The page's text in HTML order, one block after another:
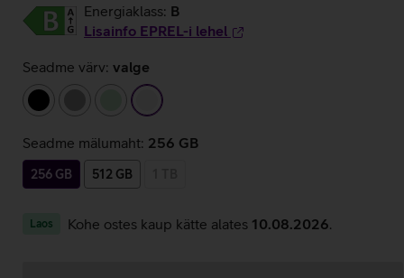
Energiaklass: B
Lisainfo EPREL-i lehel
Seadme värv: valge
must
heleroheline
valge
Seadme mälumaht: 256 GB
256 GB 512 GB
Laos Kohe ostes kaup kätte alates 10.08.2026